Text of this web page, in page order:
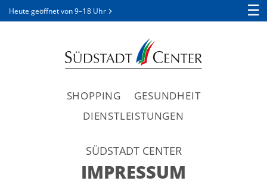
Heute geöffnet von9–18 Uhr ☰
SHOPPING
GESUNDHEIT
DIENSTLEISTUNGEN
SÜDSTADT CENTER
IMPRESSUM